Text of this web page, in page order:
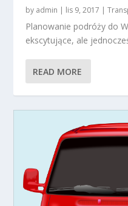
by admin | lis 9, 2017 |
Planowanie podróży do
ekscytujące, ale
READ MORE